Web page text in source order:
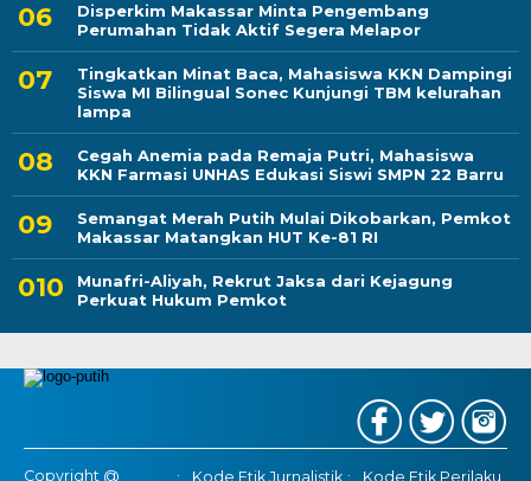
Disperkim Makassar Minta Pengembang
Perumahan Tidak Aktif Segera Melapor
Tingkatkan Minat Baca, Mahasiswa KKN Dampingi
Siswa MI Bilingual Sonec Kunjungi TBM kelurahan
lampa
Cegah Anemia pada Remaja Putri, Mahasiswa
KKN Farmasi UNHAS Edukasi Siswi SMPN 22 Barru
Semangat Merah Putih Mulai Dikobarkan, Pemkot
Makassar Matangkan HUT Ke-81 RI
Munafri-Aliyah, Rekrut Jaksa dari Kejagung
Perkuat Hukum Pemkot
Copyright @ Kode Etik Jurnalistik Kode Etik Perilaku